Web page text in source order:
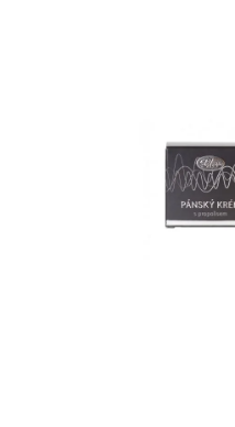
MEDOVÉ DARČEKOVÉ SETY
VÝROBKY Z VOSKU